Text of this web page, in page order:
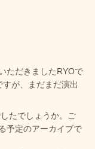
ただきましたRYOで
が、まだまだ演出
たでしょうか。ご
予定のアーカイブで